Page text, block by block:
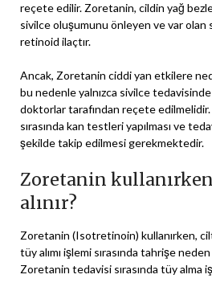
reçete edilir. Zoretanin, cildin yağ
sivilce oluşumunu önleyen ve var
retinoid ilaçtır.
Ancak, Zoretanin ciddi yan etkilere
bu nedenle yalnızca sivilce tedavisinde
doktorlar tarafından reçete
sırasında kan testleri yapılması ve
şekilde takip edilmesi gerekmektedir.
Zoretanin
alınır?
Zoretanin (Isotretinoin) kullanırken,
tüy alımı işlemi sırasında tahrişe
Zoretanin tedavisi sırasında tüy alma